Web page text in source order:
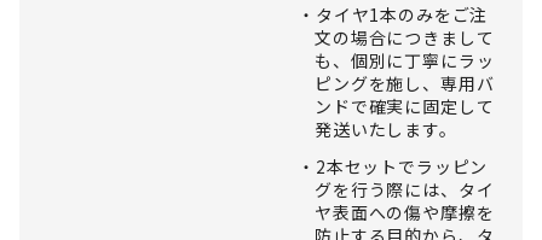
タイヤ1本のみをご注
文の場合につきまして
も、個別に丁寧にラッ
ピングを施し、専用バ
ンドで確実に固定して
発送いたします。
2本セットでラッピン
グを行う際には、タイ
ヤ表面への傷や摩擦を
防止する目的から、タ